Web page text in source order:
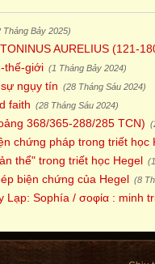
Tháng Bảy 2025)
AURELIUS (121-
thế-giới (1 Tháng Bảy 2024)
ngụy tín (28 Tháng Sáu 2024)
faith (28 Tháng Sáu 2024)
368/365-288/285 TCN)
chứng pháp trong triết học
thể" trong triết học Hegel
biện chứng của Hegel (8
Lạp: Sophía / σοφία : minh